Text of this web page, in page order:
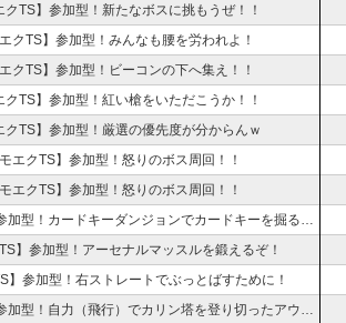
クTS】参加型！新たなボスに挑もうぜ！！
エクTS】参加型！みんなも腰を労われよ！
エクTS】参加型！ビーコンの下へ集え！！
クTS】参加型！紅い槍をいただこうか！！
クTS】参加型！厳選の優先度が分からんｗ
モエクTS】参加型！怒りのボス周回！！
モエクTS】参加型！怒りのボス周回！！
【デモエクTS】参加型！カードキーダンジョンでカードキーを掘る永久機関！
TS】参加型！アーセナルマッスルを鍛えるぞ！
】参加型！右ストレートでぶっとばすために！
【デモエクTS】参加型！自力（飛行）でカリン塔を登り切ったアウターを待つ者は？